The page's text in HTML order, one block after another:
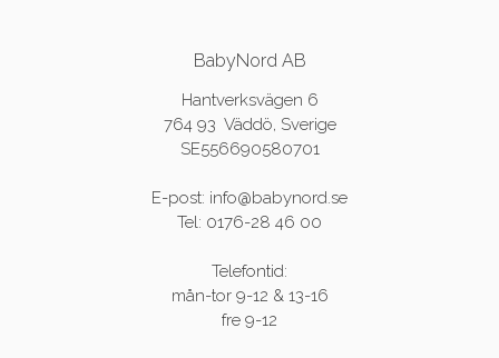
BabyNord AB
Hantverksvägen 6
764 93 Väddö, Sverige
SE556690580701
E-post: info@babynord.se
Tel: 0176-28 46 00
Telefontid:
mån-tor 9-12 & 13-16
fre 9-12